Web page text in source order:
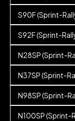
S90F (Sprint-
S92F (Sprint-
N28SP (Sprint-
N37SP (Sprint-
N98SP (Sprint-
N100SP (Sprint-